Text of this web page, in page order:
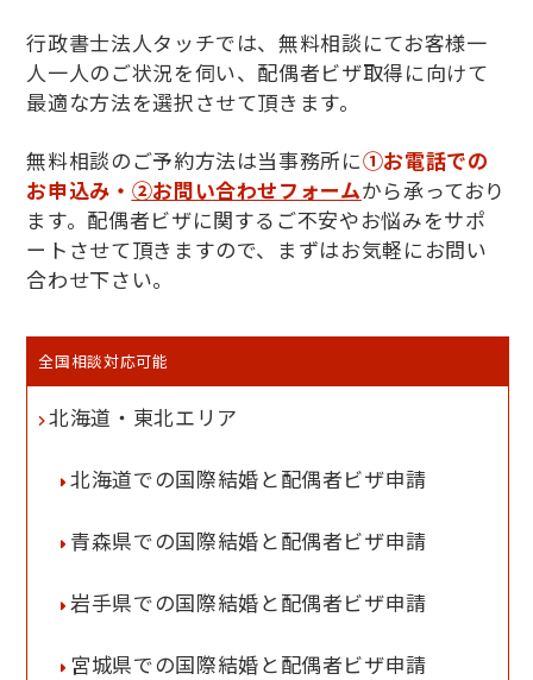
行政書士法人タッチでは、無料相談にてお客様一
人一人のご状況を伺い、配偶者ビザ取得に向けて
最適な方法を選択させて頂きます。
無料相談のご予約方法は当事務所に①お電話での
お申込み・ ②お問い合わせフォームから承っており
ます。配偶者ビザに関するご不安やお悩みをサポ
ートさせて頂きますので、まずはお気軽にお問い
合わせ下さい。
全国相談対応可能
北海道・東北エリア
北海道での国際結婚と配偶者ビザ申請
青森県での国際結婚と配偶者ビザ申請
岩手県での国際結婚と配偶者ビザ申請
宮城県での国際結婚と配偶者ビザ申請